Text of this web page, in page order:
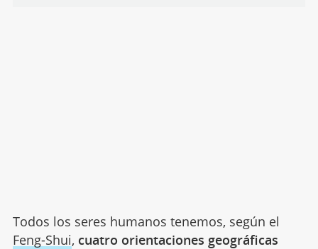
Todos los seres humanos tenemos, según el
Feng-Shui, cuatro orientaciones geográficas